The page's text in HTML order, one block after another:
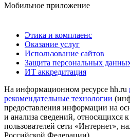
Мобильное приложение
Этика и комплаенс
Оказание услуг
Использование сайтов
Защита персональных
ИТ аккредитация
На информационном ресурсе hh.ru
рекомендательные технологии
предоставления информации на
и анализа сведений, относящихся
пользователей сети «Интернет»,
Российской Федерации)